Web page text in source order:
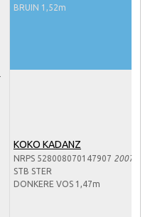
ONDER HET
2026
2025
2023
2022
BRUIN 1,52m
KOKO KADANZ
NRPS 528008070147907 2007
STB STER
DONKERE VOS 1,47m